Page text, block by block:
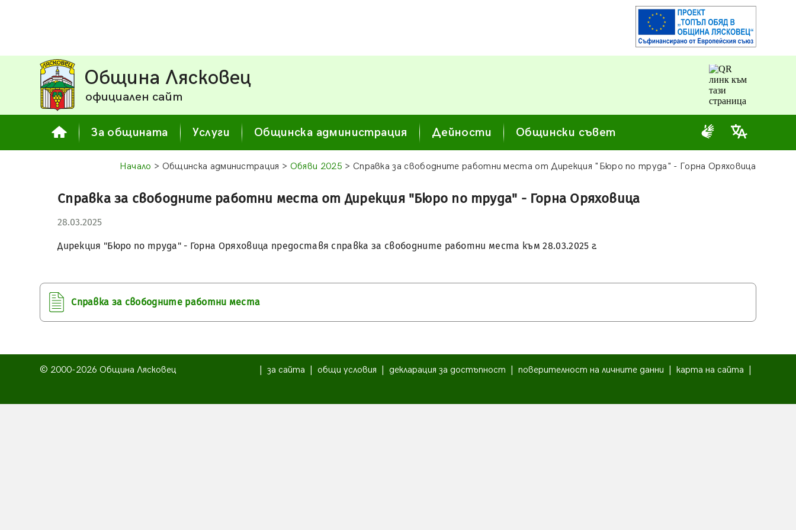
Община Лясковец
официален сайт
За общината Услуги Общинска администрация Дейности Общински съвет
Начало > Общинска администрация > Обяви 2025 > Справка за свободните работни места от Дирекция "Бюро по труда" - Горна Оряховица
Справка за свободните работни места от Дирекция "Бюро по труда" - Горна Оряховица
28.03.2025
Дирекция "Бюро по труда" - Горна Оряховица предоставя справка за свободните работни места към 28.03.2025 г.
Справка за свободните работни места
© 2000-2026 Община Лясковец за сайта общи условия декларация за достъпност поверителност на личните данни карта на сайта